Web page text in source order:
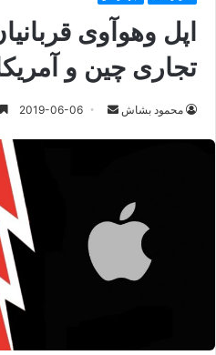
اپل وهوآوی
تجاری چین و
محمود بشاش
ارسال2019-06-06